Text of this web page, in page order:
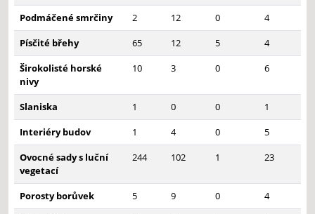
Podmáčené smrčiny 2 12 0
4
Písčité břehy
65 12 5
4
Širokolisté horské
nivy
10 3 0 6
Slaniska 1 0 0
1
Interiéry budov
1 4 0
5
Ovocné sady s luční
vegetací
244 102 1 23
Porosty borůvek 5 9 0
4